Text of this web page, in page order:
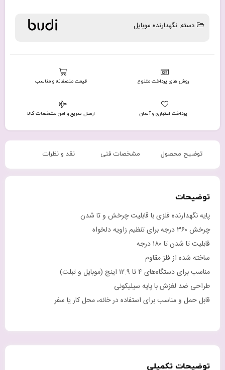
دسته: نگهدارنده موبایل
روش های پرداخت متنوع قیمت منصفانه و مناسب
پرداخت اعتباری و آسان ارسال سریع و امن مشخصات کالا
توضیح محصول مشخصات فنی نقد و نظرات
توضیحات
پایه نگهدارنده فلزی با قابلیت چرخش و تا شدن
چرخش ۳۶۰ درجه برای تنظیم زاویه دلخواه
قابلیت تا شدن تا ۱۸۰ درجه
ساخته شده از فلز مقاوم
مناسب برای دستگاه‌های ۴ تا ۱۲.۹ اینچ (موبایل و تبلت)
طراحی ضد لغزش با پایه سیلیکونی
قابل حمل و مناسب برای استفاده در خانه، محل کار یا سفر
توضیحات تکمیلی